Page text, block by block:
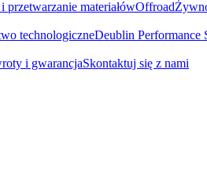
przetwarzanie materiałówOffroad
technologiczneDeublin Performance
i gwarancjaSkontaktuj się z nami